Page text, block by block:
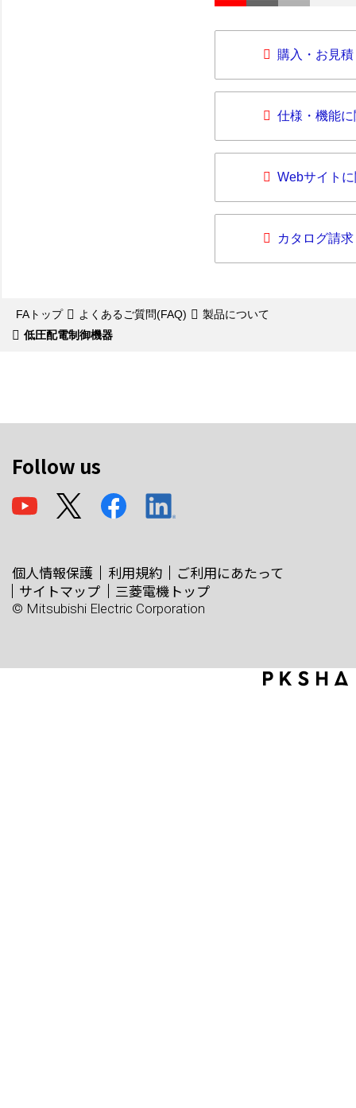
購入・お見
仕様・機能
Webサイト
カタログ請求
FAトップ よくあるご質問(FAQ)
製品について
低圧配電制御機器
Follow us
個人情報保護 利用規約
ご利用にあたって
サイトマップ
三菱電機トップ
© Mitsubishi Electric Corporation